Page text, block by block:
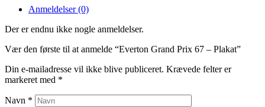
Anmeldelser (0)
Der er endnu ikke nogle anmeldelser.
Vær den første til at anmelde “Everton Grand Prix 67 – Plakat”
Din e-mailadresse vil ikke blive publiceret. Krævede felter er
markeret med *
Navn *